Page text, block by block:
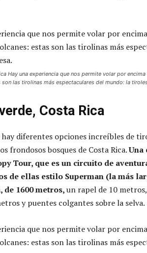
Hay una experiencia que nos permite volar por
las tirolinas más espectaculares del mundo: la
Costa Rica
diferentes opciones increíbles de
frondosos bosques de Costa Rica.Una
Tour, que es un circuito de
de ellas estilo Superman (la más
de 1600 metros,un rapel de 10
y puentes colgantes sobre la selva.